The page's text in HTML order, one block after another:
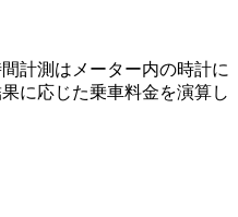
計測はメーター内の時計に
に応じた乗車料金を演算し